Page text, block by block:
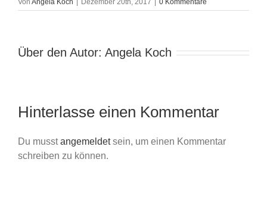
Von Angela Koch Dezember 20th, 2017 0 Kommentare
Über den Autor: Angela Koch
Hinterlasse einen Kommentar
Du musstangemeldetsein, um einen Kommentar
schreiben zu können.